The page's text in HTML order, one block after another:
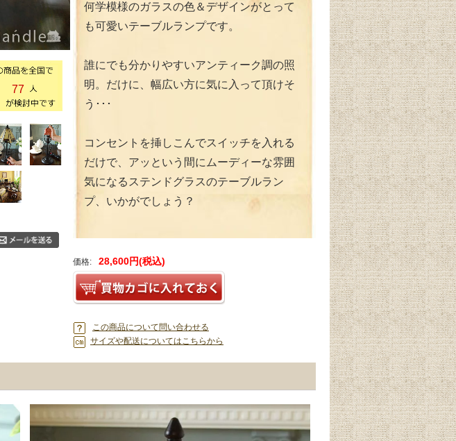
77
何学模様のガラスの色＆デザインがとって
も可愛いテーブルランプです。
誰にでも分かりやすいアンティーク調の照
明。だけに、幅広い方に気に入って頂けそ
う･･･
コンセントを挿しこんでスイッチを入れる
だけで、アッという間にムーディーな雰囲
気になるステンドグラスのテーブルラン
プ、いかがでしょう？
価格: 28,600円(税込)
この商品について問い合わせる
サイズや配送についてはこちらから